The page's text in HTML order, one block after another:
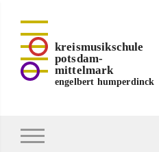
kreismusikschule
potsdam-
mittelmark
engelbert humperdinck